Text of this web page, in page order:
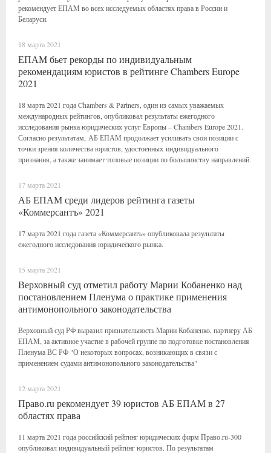
рекомендует ЕПАМ во всех исследуемых областях права в России и
Беларуси.
18 марта 2021
ЕПАМ бьет рекорды по индивидуальным
рекомендациям юристов в рейтинге Chambers Europe
2021
18 марта 2021 года Chambers & Partners, один из самых уважаемых
международных рейтингов, опубликовал результаты ежегодного
исследования рынка юридических услуг Европы – Chambers Europe 2021.
Согласно результатам, АБ ЕПАМ продолжает усиливать свои позиции с
точки зрения количества юристов, удостоенных индивидуального
признания, а также занимает топовые позиции по большинству направлений.
17 марта 2021
АБ ЕПАМ среди лидеров рейтинга газеты
«Коммерсантъ» 2021
17 марта 2021 года газета «Коммерсантъ» опубликовала результаты
ежегодного исследования юридического рынка.
15 марта 2021
Верховный суд отметил работу Марии Кобаненко над
постановлением Пленума о практике применения
антимонопольного законодательства
Верховный суд РФ выразил признательность Марии Кобаненко, партнеру АБ
ЕПАМ, за активное участие в рабочей группе по подготовке постановления
Пленума ВС РФ "О некоторых вопросах, возникающих в связи с
применением судами антимонопольного законодательства"
12 марта 2021
Право.ru рекомендует 39 юристов АБ ЕПАМ в 27
областях права
11 марта 2021 года российский рейтинг юридических фирм Право.ru-300
опубликовал индивидуальный рейтинг юристов. По результатам